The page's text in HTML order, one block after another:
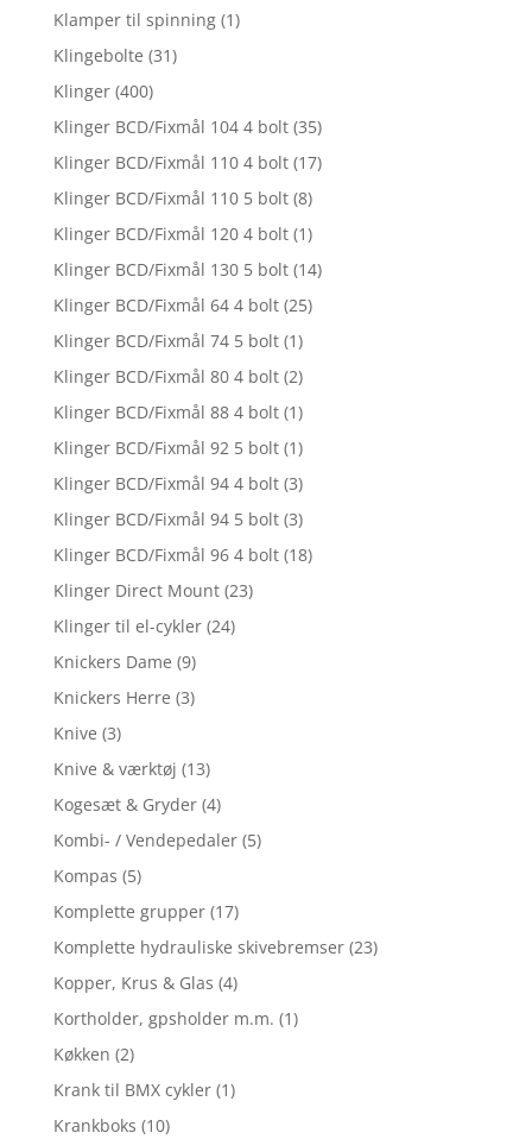
Klamper til spinning (1)
Klingebolte (31)
Klinger (400)
Klinger BCD/Fixmål 104 4 bolt (35)
Klinger BCD/Fixmål 110 4 bolt (17)
Klinger BCD/Fixmål 110 5 bolt (8)
Klinger BCD/Fixmål 120 4 bolt (1)
Klinger BCD/Fixmål 130 5 bolt (14)
Klinger BCD/Fixmål 64 4 bolt (25)
Klinger BCD/Fixmål 74 5 bolt (1)
Klinger BCD/Fixmål 80 4 bolt (2)
Klinger BCD/Fixmål 88 4 bolt (1)
Klinger BCD/Fixmål 92 5 bolt (1)
Klinger BCD/Fixmål 94 4 bolt (3)
Klinger BCD/Fixmål 94 5 bolt (3)
Klinger BCD/Fixmål 96 4 bolt (18)
Klinger Direct Mount (23)
Klinger til el-cykler (24)
Knickers Dame (9)
Knickers Herre (3)
Knive (3)
Knive & værktøj (13)
Kogesæt & Gryder (4)
Kombi- / Vendepedaler (5)
Kompas (5)
Komplette grupper (17)
Komplette hydrauliske skivebremser (23)
Kopper, Krus & Glas (4)
Kortholder, gpsholder m.m. (1)
Køkken (2)
Krank til BMX cykler (1)
Krankboks (10)